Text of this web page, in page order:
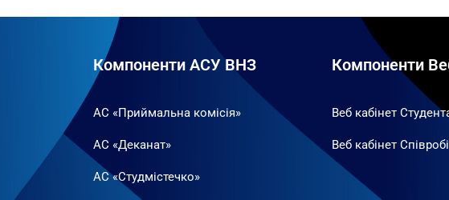
Компоненти АСУ ВНЗ
АС «Приймальна комісія»
АС «Деканат»
АС «Студмістечко»
Компоненти
Веб кабінет
Веб кабінет